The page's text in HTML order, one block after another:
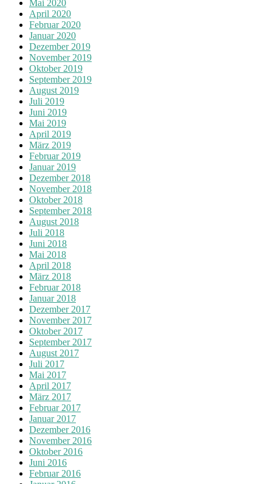
Mai 2020
April 2020
Februar 2020
Januar 2020
Dezember 2019
November 2019
Oktober 2019
September 2019
August 2019
Juli 2019
Juni 2019
Mai 2019
April 2019
März 2019
Februar 2019
Januar 2019
Dezember 2018
November 2018
Oktober 2018
September 2018
August 2018
Juli 2018
Juni 2018
Mai 2018
April 2018
März 2018
Februar 2018
Januar 2018
Dezember 2017
November 2017
Oktober 2017
September 2017
August 2017
Juli 2017
Mai 2017
April 2017
März 2017
Februar 2017
Januar 2017
Dezember 2016
November 2016
Oktober 2016
Juni 2016
Februar 2016